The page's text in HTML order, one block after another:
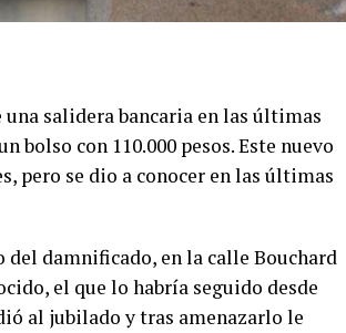
salidera bancaria en las últimas
bolso con 110.000 pesos. Este nuevo
pero se dio a conocer en las últimas
damnificado, en la calle Bouchard
el que lo habría seguido desde
al jubilado y tras amenazarlo le